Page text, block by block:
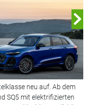
neu auf. Ab dem
SQ5 mit elektrifizierten